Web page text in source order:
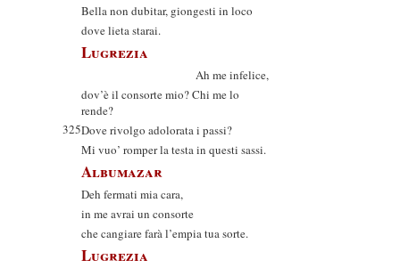
Bella non dubitar, giongesti in loco
dove lieta starai.
Lugrezia
Ah me infelice,
dov’è il consorte mio? Chi me lo
rende?
325Dove rivolgo adolorata i passi?
Mi vuo’ romper la testa in questi sassi.
Albumazar
Deh fermati mia cara,
in me avrai un consorte
che cangiare farà l’empia tua sorte.
Lugrezia